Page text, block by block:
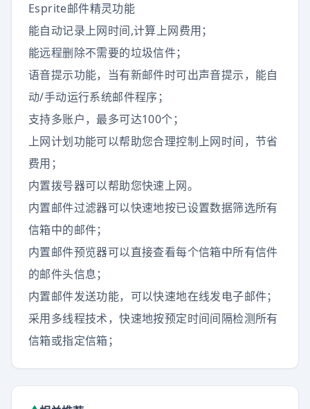
Esprite邮件精灵功能
能自动记录上网时间,计算上网费用；
能远程删除不需要的垃圾信件；
语音提示功能，当有新邮件时可出声音提示，能自
动/手动运行系统邮件程序；
支持多账户，最多可达100个；
上网计划功能可以帮助您合理控制上网时间，节省
费用；
内置拨号器可以帮助您快速上网。
内置邮件过滤器可以快速地按已设置数据筛选所有
信箱中的邮件；
内置邮件预览器可以直接查看每个信箱中所有信件
的邮件头信息；
内置邮件发送功能，可以快速地在线发电子邮件；
采用多线程技术，快速地按预定时间间隔检测所有
信箱或指定信箱；